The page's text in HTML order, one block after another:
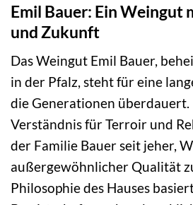
Emil Bauer: Ein Weingut
und Zukunft
Das Weingut Emil Bauer,
in der Pfalz, steht für eine
die Generationen
Verständnis für Terroir und
der Familie Bauer seit jeher,
außergewöhnlicher Qualität
Philosophie des Hauses